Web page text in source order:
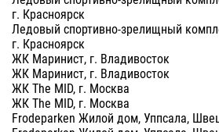
г. Красноярск
Ледовый спортивно-зрелищный
г. Красноярск
ЖК Маринист, г. Владивосток
ЖК Маринист, г. Владивосток
ЖК The MID, г. Москва
ЖК The MID, г. Москва
Frodeparken Жилой дом, Уппсала,